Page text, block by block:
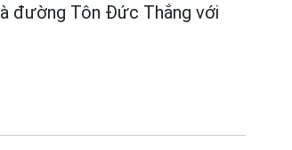
đường Tôn Đức Thắng với